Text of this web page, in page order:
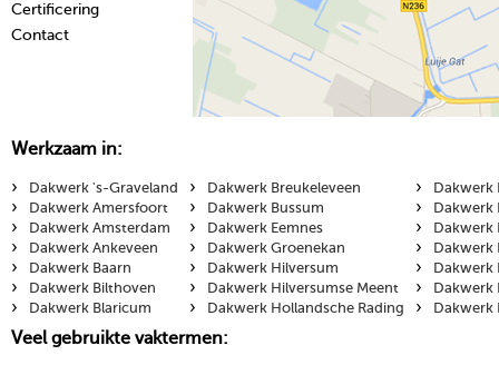
Certificering
Contact
Werkzaam in:
›
Dakwerk 's-Graveland
› Dakwerk Amersfoort
› Dakwerk Amsterdam
› Dakwerk Ankeveen
› Dakwerk Baarn
› Dakwerk Bilthoven
› Dakwerk Blaricum
› Dakwerk Breukeleveen
› Dakwerk Bussum
› Dakwerk Eemnes
› Dakwerk Groenekan
› Dakwerk Hilversum
› Dakwerk Hilversumse Meent
› Dakwerk Hollandsche Rading
› Dakwerk
› Dakwerk
› Dakwerk
› Dakwerk
› Dakwerk
› Dakwerk
› Dakwerk
Veel gebruikte vaktermen: